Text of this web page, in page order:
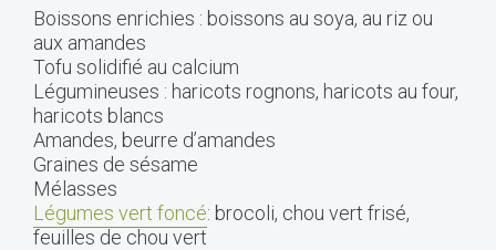
Boissons enrichies : boissons au soya, au riz ou
aux amandes
Tofu solidifié au calcium
Légumineuses : haricots rognons, haricots au four,
haricots blancs
Amandes, beurre d’amandes
Graines de sésame
Mélasses
Légumes vert foncé: brocoli, chou vert frisé,
feuilles de chou vert